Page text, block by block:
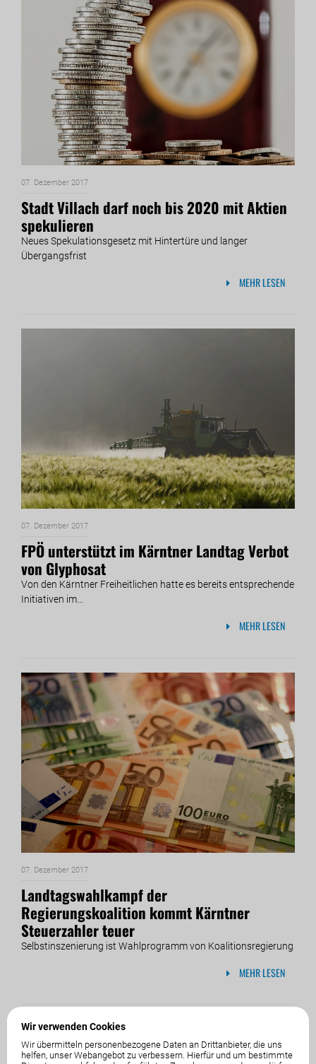
Wir verwenden Cookies
Wir übermitteln personenbezogene Daten an Drittanbieter, die uns
helfen, unser Webangebot zu verbessern. Hierfür und um bestimmte
07. Dezember 2017
Stadt Villach darf noch bis 2020 mit Aktien
spekulieren
Neues Spekulationsgesetz mit Hintertüre und langer
Übergangsfrist
MEHR LESEN
07. Dezember 2017
FPÖ unterstützt im Kärntner Landtag Verbot
von Glyphosat
Von den Kärntner Freiheitlichen hatte es bereits entsprechende
Initiativen im...
MEHR LESEN
07. Dezember 2017
Landtagswahlkampf der
Regierungskoalition kommt Kärntner
Steuerzahler teuer
Selbstinszenierung ist Wahlprogramm von Koalitionsregierung
MEHR LESEN